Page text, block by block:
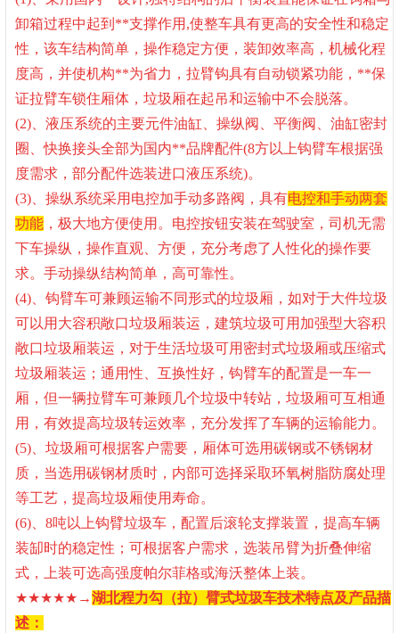
卸箱过程中起到**支撑作用,使整车具有更高的安全性和稳定
性，该车结构简单，操作稳定方便，装卸效率高，机械化程
度高，并使机构**为省力，拉臂钩具有自动锁紧功能，**保
证拉臂车锁住厢体，垃圾厢在起吊和运输中不会脱落。
(2)、液压系统的主要元件油缸、操纵阀、平衡阀、油缸密封
圈、快换接头全部为国内**品牌配件(8方以上钩臂车根据强
度需求，部分配件选装进口液压系统)。
(3)、操纵系统采用电控加手动多路阀，具有电控和手动两套
功能，极大地方便使用。电控按钮安装在驾驶室，司机无需
下车操纵，操作直观、方便，充分考虑了人性化的操作要
求。手动操纵结构简单，高可靠性。
(4)、钩臂车可兼顾运输不同形式的垃圾厢，如对于大件垃圾
可以用大容积敞口垃圾厢装运，建筑垃圾可用加强型大容积
敞口垃圾厢装运，对于生活垃圾可用密封式垃圾厢或压缩式
垃圾厢装运；通用性、互换性好，钩臂车的配置是一车一
厢，但一辆拉臂车可兼顾几个垃圾中转站，垃圾厢可互相通
用，有效提高垃圾转运效率，充分发挥了车辆的运输能力。
(5)、垃圾厢可根据客户需要，厢体可选用碳钢或不锈钢材
质，当选用碳钢材质时，内部可选择采取环氧树脂防腐处理
等工艺，提高垃圾厢使用寿命。
(6)、8吨以上钩臂垃圾车，配置后滚轮支撑装置，提高车辆
装缷时的稳定性；可根据客户需求，选装吊臂为折叠伸缩
式，上装可选高强度帕尔菲格或海沃整体上装。
★★★★★ →湖北程力勾（拉）臂式垃圾车技术特点及产品描
述：